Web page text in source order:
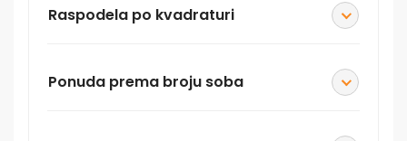
Raspodela po kvadraturi
Ponuda prema broju soba